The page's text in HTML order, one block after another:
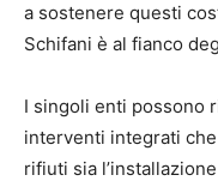
a sostenere questi
Schifani è al fianco
I singoli enti possono
interventi integrati
rifiuti sia